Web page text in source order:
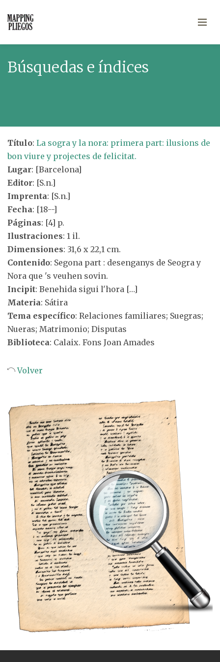
Búsquedas e índices
Título: La sogra y la nora: primera part: ilusions de
bon viure y projectes de felicitat.
Lugar: [Barcelona]
Editor: [S.n.]
Imprenta: [S.n.]
Fecha: [18--]
Páginas: [4] p.
Ilustraciones: 1 il.
Dimensiones: 31,6 x 22,1 cm.
Contenido: Segona part : desenganys de Seogra y
Nora que 's veuhen sovin.
Incipit: Benehida sigui l'hora […]
Materia: Sátira
Tema específico: Relaciones familiares; Suegras;
Nueras; Matrimonio; Disputas
Biblioteca: Calaix. Fons Joan Amades
Volver